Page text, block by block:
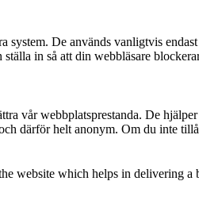
De används vanligtvis
in så att din webbläsare
vår webbplatsprestanda. De
därför helt anonym. Om du inte
website which helps in delivering a